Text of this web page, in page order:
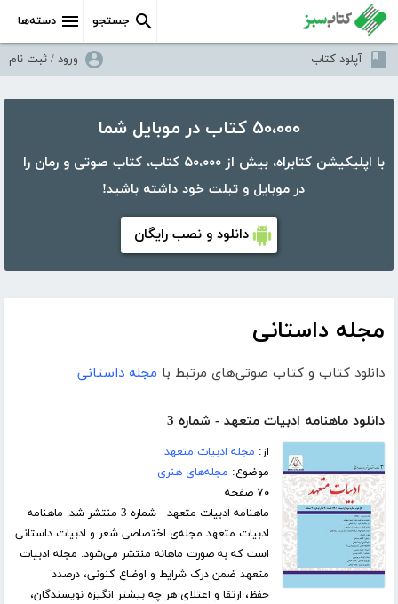
دسته‌ها جستجو
آپلود کتاب ورود / ثبت نام
۵۰،۰۰۰ کتاب در موبایل شما
با اپلیکیشن کتابراه، بیش از ۵۰،۰۰۰ کتاب، کتاب صوتی و رمان را
در موبایل و تبلت خود داشته باشید!
دانلود و نصب رایگان
مجله داستانی
دانلود کتاب و کتاب صوتی‌های مرتبط با مجله داستانی
دانلود ماهنامه ادبیات متعهد - شماره 3
از: مجله ادبیات متعهد
موضوع: مجله‌های هنری
۷۰ صفحه
ماهنامه ادبیات متعهد - شماره 3 منتشر شد. ماهنامه
ادبیات متعهد مجله‌ی اختصاصی شعر و ادبیات داستانی
است که به صورت ماهانه منتشر می‌شود. مجله ادبیات
متعهد ضمن درک شرایط و اوضاع کنونی، درصدد
حفظ، ارتقا و اعتلای هر چه بیشتر انگیزه نویسندگان،